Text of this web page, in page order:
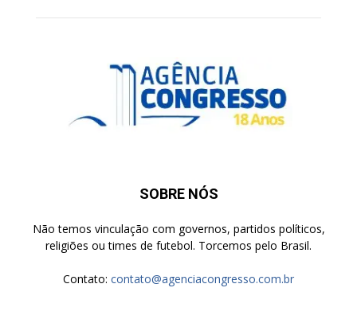
SOBRE NÓS
Não temos vinculação com governos, partidos políticos,
religiões ou times de futebol. Torcemos pelo Brasil.
Contato: contato@agenciacongresso.com.br